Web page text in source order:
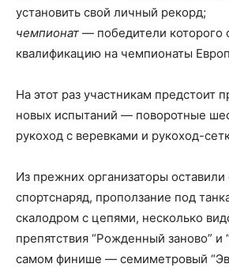
установить свой личный рекорд;
чемпионат — победители которого
квалификацию на чемпионаты
На этот раз участникам предстоит
новых испытаний — поворотные
рукоход с веревками и рукоход-
Из прежних организаторы
спортснаряд, проползание под
скалодром с цепями, несколько
препятствия “Рожденный заново” и
самом финише — семиметровый